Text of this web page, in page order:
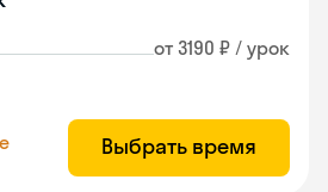
от 3190 ₽ / урок
Выбрать время